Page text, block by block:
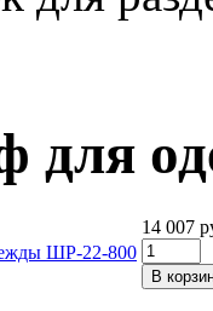
для
14 007